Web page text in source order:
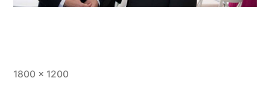
Full
1800 × 1200